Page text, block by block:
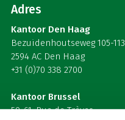
Adres
Kantoor Den Haag
Bezuidenhoutseweg 105-113
2594 AC Den Haag
+31 (0)70 338 2700
Kantoor Brussel
59-61, Rue de Trèves